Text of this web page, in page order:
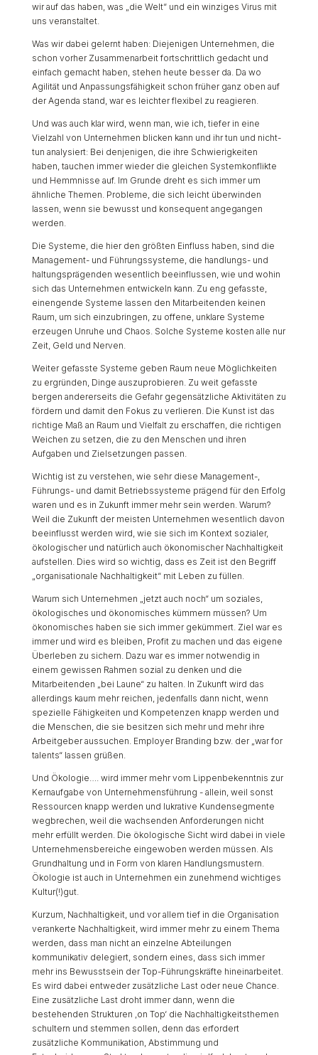
wir auf das haben, was „die Welt“ und ein winziges Virus mit
uns veranstaltet.
Was wir dabei gelernt haben: Diejenigen Unternehmen, die
schon vorher Zusammenarbeit fortschrittlich gedacht und
einfach gemacht haben, stehen heute besser da. Da wo
Agilität und Anpassungsfähigkeit schon früher ganz oben auf
der Agenda stand, war es leichter flexibel zu reagieren.
Und was auch klar wird, wenn man, wie ich, tiefer in eine
Vielzahl von Unternehmen blicken kann und ihr tun und nicht-
tun analysiert: Bei denjenigen, die ihre Schwierigkeiten
haben, tauchen immer wieder die gleichen Systemkonflikte
und Hemmnisse auf. Im Grunde dreht es sich immer um
ähnliche Themen. Probleme, die sich leicht überwinden
lassen, wenn sie bewusst und konsequent angegangen
werden.
Die Systeme, die hier den größten Einfluss haben, sind die
Management- und Führungssysteme, die handlungs- und
haltungsprägenden wesentlich beeinflussen, wie und wohin
sich das Unternehmen entwickeln kann. Zu eng gefasste,
einengende Systeme lassen den Mitarbeitenden keinen
Raum, um sich einzubringen, zu offene, unklare Systeme
erzeugen Unruhe und Chaos. Solche Systeme kosten alle nur
Zeit, Geld und Nerven.
Weiter gefasste Systeme geben Raum neue Möglichkeiten
zu ergründen, Dinge auszuprobieren. Zu weit gefasste
bergen andererseits die Gefahr gegensätzliche Aktivitäten zu
fördern und damit den Fokus zu verlieren. Die Kunst ist das
richtige Maß an Raum und Vielfalt zu erschaffen, die richtigen
Weichen zu setzen, die zu den Menschen und ihren
Aufgaben und Zielsetzungen passen.
Wichtig ist zu verstehen, wie sehr diese Management-,
Führungs- und damit Betriebssysteme prägend für den Erfolg
waren und es in Zukunft immer mehr sein werden. Warum?
Weil die Zukunft der meisten Unternehmen wesentlich davon
beeinflusst werden wird, wie sie sich im Kontext sozialer,
ökologischer und natürlich auch ökonomischer Nachhaltigkeit
aufstellen. Dies wird so wichtig, dass es Zeit ist den Begriff
„organisationale Nachhaltigkeit“ mit Leben zu füllen.
Warum sich Unternehmen „jetzt auch noch“ um soziales,
ökologisches und ökonomisches kümmern müssen? Um
ökonomisches haben sie sich immer gekümmert. Ziel war es
immer und wird es bleiben, Profit zu machen und das eigene
Überleben zu sichern. Dazu war es immer notwendig in
einem gewissen Rahmen sozial zu denken und die
Mitarbeitenden „bei Laune“ zu halten. In Zukunft wird das
allerdings kaum mehr reichen, jedenfalls dann nicht, wenn
spezielle Fähigkeiten und Kompetenzen knapp werden und
die Menschen, die sie besitzen sich mehr und mehr ihre
Arbeitgeber aussuchen. Employer Branding bzw. der „war for
talents“ lassen grüßen.
Und Ökologie…. wird immer mehr vom Lippenbekenntnis zur
Kernaufgabe von Unternehmensführung - allein, weil sonst
Ressourcen knapp werden und lukrative Kundensegmente
wegbrechen, weil die wachsenden Anforderungen nicht
mehr erfüllt werden. Die ökologische Sicht wird dabei in viele
Unternehmensbereiche eingewoben werden müssen. Als
Grundhaltung und in Form von klaren Handlungsmustern.
Ökologie ist auch in Unternehmen ein zunehmend wichtiges
Kultur(!)gut.
Kurzum, Nachhaltigkeit, und vor allem tief in die Organisation
verankerte Nachhaltigkeit, wird immer mehr zu einem Thema
werden, dass man nicht an einzelne Abteilungen
kommunikativ delegiert, sondern eines, dass sich immer
mehr ins Bewusstsein der Top-Führungskräfte hineinarbeitet.
Es wird dabei entweder zusätzliche Last oder neue Chance.
Eine zusätzliche Last droht immer dann, wenn die
bestehenden Strukturen ‚on Top‘ die Nachhaltigkeitsthemen
schultern und stemmen sollen, denn das erfordert
zusätzliche Kommunikation, Abstimmung und